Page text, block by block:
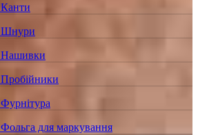
Канти
Шнури
Нашивки
Пробійники
Фурнітура
Фольга для маркування